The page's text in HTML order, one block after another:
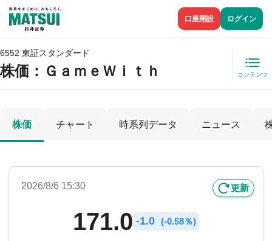
口座開設 ログイン
6552 東証スタンダード
株価 ：ＧａｍｅＷｉｔｈ コンテンツ
株価 チャート 時系列データ ニュース
2026/8/6 15:30 更新
171.0 -1.0 (-0.58％)